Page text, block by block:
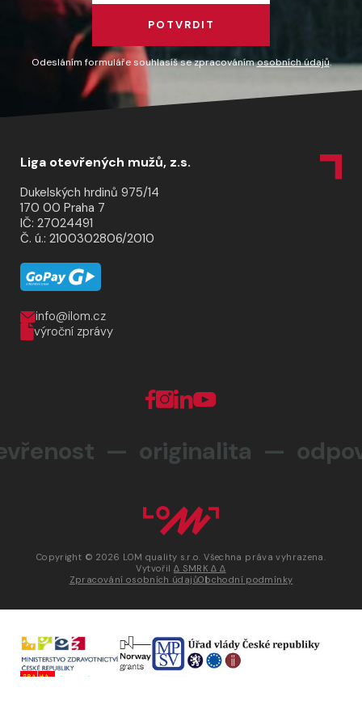
POTVRDIT
Odesláním formuláře souhlasíš se zpracovánímosobních údajů.
Liga otevřených mužů, z.s.
Dukelských hrdinů 975/14
170 00 Praha 7
IČ: 27024491
Č. ú.: 2100302806/2010
info@ilom.cz
výroční zprávy
— originalita —
Copyright © 2026 LOM quality s.r.o. Všechna práva vyhrazena.
Vytvořil ∆ SMRK ∆ ∆
Zpracování osobních údajůObchodní podmínky